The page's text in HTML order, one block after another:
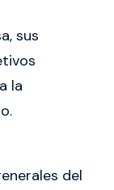
sus
la
del